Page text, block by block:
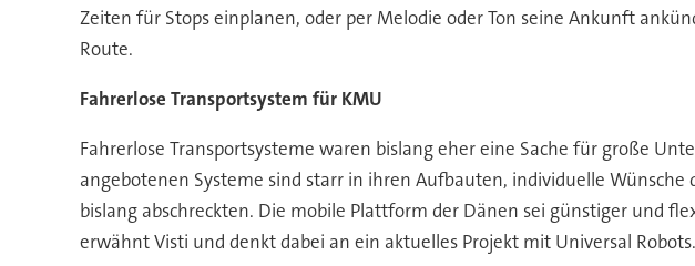
Zeiten für Stops einplanen, oder per Melodie oder Ton seine Ankunft
Route.
Fahrerlose Transportsystem für KMU
Fahrerlose Transportsysteme waren bislang eher eine Sache für große
angebotenen Systeme sind starr in ihren Aufbauten, individuelle
bislang abschreckten. Die mobile Plattform der Dänen sei günstiger und
erwähnt Visti und denkt dabei an ein aktuelles Projekt mit Universal Robots.